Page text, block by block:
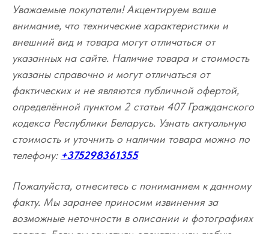
Уважаемые покупатели! Акцентируем ваше
внимание, что технические характеристики и
внешний вид и товара могут отличаться от
указанных на сайте. Наличие товара и стоимость
указаны справочно и могут отличаться от
фактических и не являются публичной офертой,
определённой пунктом 2 статьи 407 Гражданского
кодекса Республики Беларусь. Узнать актуальную
стоимость и уточнить о наличии товара можно по
телефону: +375298361355
Пожалуйста, отнеситесь с пониманием к данному
факту. Мы заранее приносим извинения за
возможные неточности в описании и фотографиях